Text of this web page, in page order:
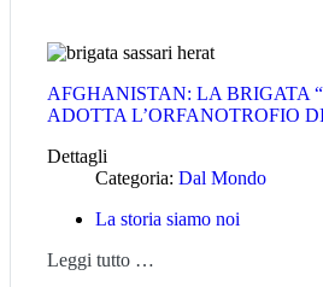
AFGHANISTAN: LA BRIGATA
ADOTTA L’ORFANOTROFIO
Dettagli
Categoria: Dal Mondo
La storia siamo noi
Leggi tutto …